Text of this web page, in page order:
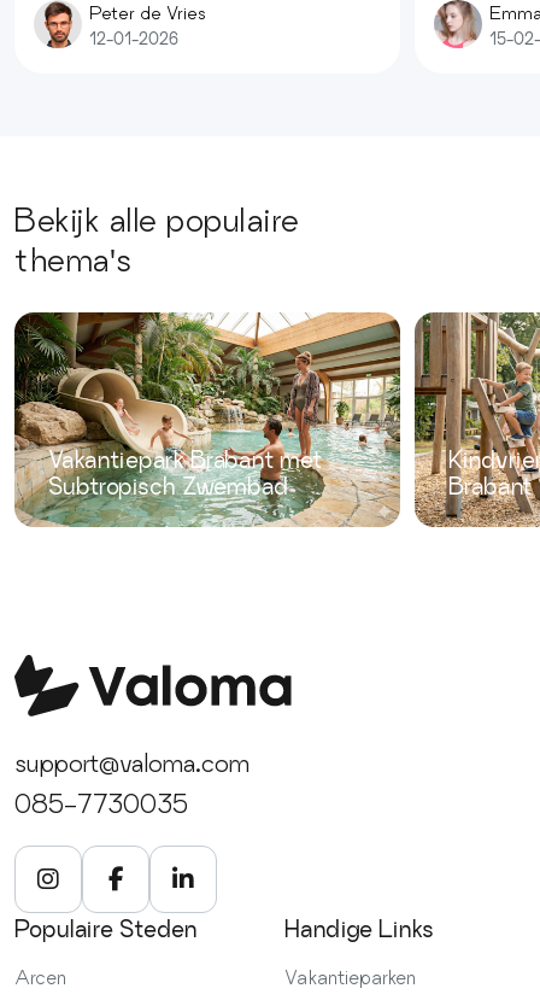
Peter de Vries
12-01-2026 15-
Bekijk alle populaire
thema's
Vakantiepark Brabant met
Subtropisch Zwembad
Brabant
support@valoma.com
085-7730035
Populaire Steden
Arcen
Handige Links
Vakantieparken